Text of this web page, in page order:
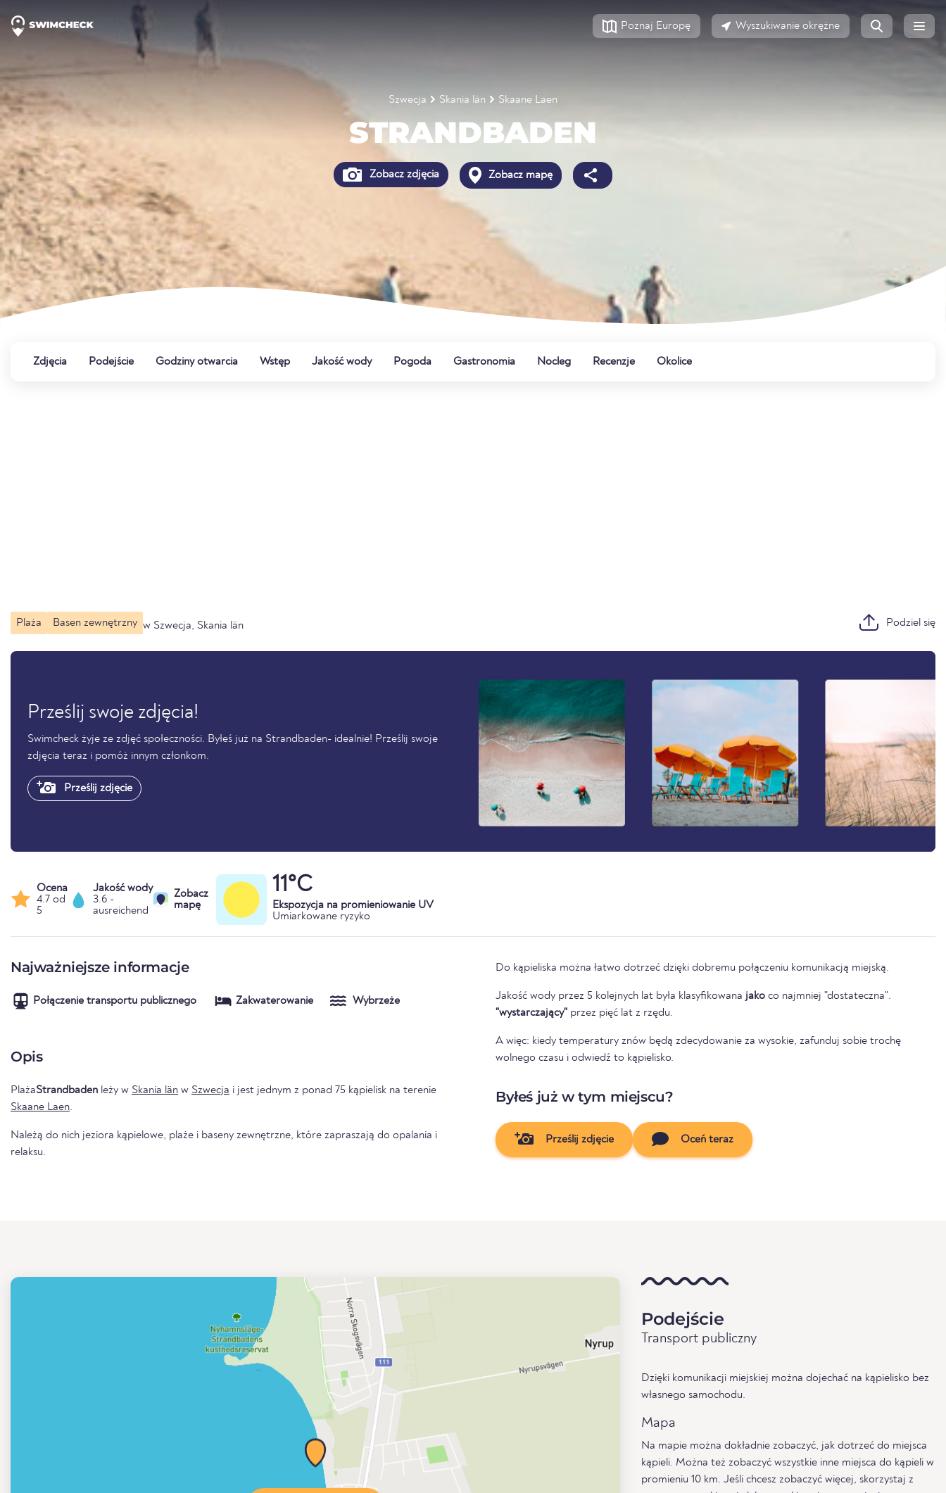
Poznaj Europę Wyszukiwanie okrężne
Szwecja Skania län Skaane Laen
STRANDBADEN
Zobacz zdjęcia Zobacz mapę
Zdjęcia Podejście Godziny otwarcia Wstęp Jakość wody Pogoda Gastronomia Nocleg Recenzje Okolice
Plaża Basen zewnętrzny w Szwecja, Skania län Podziel się
Prześlij swoje zdjęcia!
Swimcheck żyje ze zdjęć społeczności. Byłeś już na Strandbaden- idealnie! Prześlij swoje
zdjęcia teraz i pomóż innym członkom.
Prześlij zdjęcie
Ocena
4.7 od
5
Jakość wody
3.6 -
ausreichend
Zobacz
mapę
11°C
Ekspozycja na promieniowanie UV
Umiarkowane ryzyko
Najważniejsze informacje
Połączenie transportu publicznego Zakwaterowanie Wybrzeże
Opis
PlażaStrandbaden leży w Skania län w Szwecja i jest jednym z ponad 75 kąpielisk na terenie
Skaane Laen.
Należą do nich jeziora kąpielowe, plaże i baseny zewnętrzne, które zapraszają do opalania i
relaksu.
Do kąpieliska można łatwo dotrzeć dzięki dobremu połączeniu komunikacją miejską.
Jakość wody przez 5 kolejnych lat była klasyfikowana jako co najmniej "dostateczna".
"wystarczający" przez pięć lat z rzędu.
A więc: kiedy temperatury znów będą zdecydowanie za wysokie, zafunduj sobie trochę
wolnego czasu i odwiedź to kąpielisko.
Byłeś już w tym miejscu?
Prześlij zdjęcie Oceń teraz
Podejście
Transport publiczny
Dzięki komunikacji miejskiej można dojechać na kąpielisko bez
własnego samochodu.
Mapa
Na mapie można dokładnie zobaczyć, jak dotrzeć do miejsca
kąpieli. Można też zobaczyć wszystkie inne miejsca do kąpieli w
promieniu 10 km. Jeśli chcesz zobaczyć więcej, skorzystaj z